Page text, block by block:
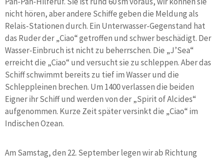
nicht hören, aber andere Schiffe geben die Meldung als
Relais-Stationen durch. Ein Unterwasser-Gegenstand hat
das Ruder der „Ciao“ getroffen und schwer beschädigt. Der
Wasser-Einbruch ist nicht zu beherrschen. Die „J’Sea“
erreicht die „Ciao“ und versucht sie zu schleppen. Aber das
Schiff schwimmt bereits zu tief im Wasser und die
Schleppleinen brechen. Um 1400 verlassen die beiden
Eigner ihr Schiff und werden von der „Spirit of Alcides“
aufgenommen. Kurze Zeit später versinkt die „Ciao“ im
Indischen Ozean.
Am Samstag, den 22. September legen wir ab Richtung